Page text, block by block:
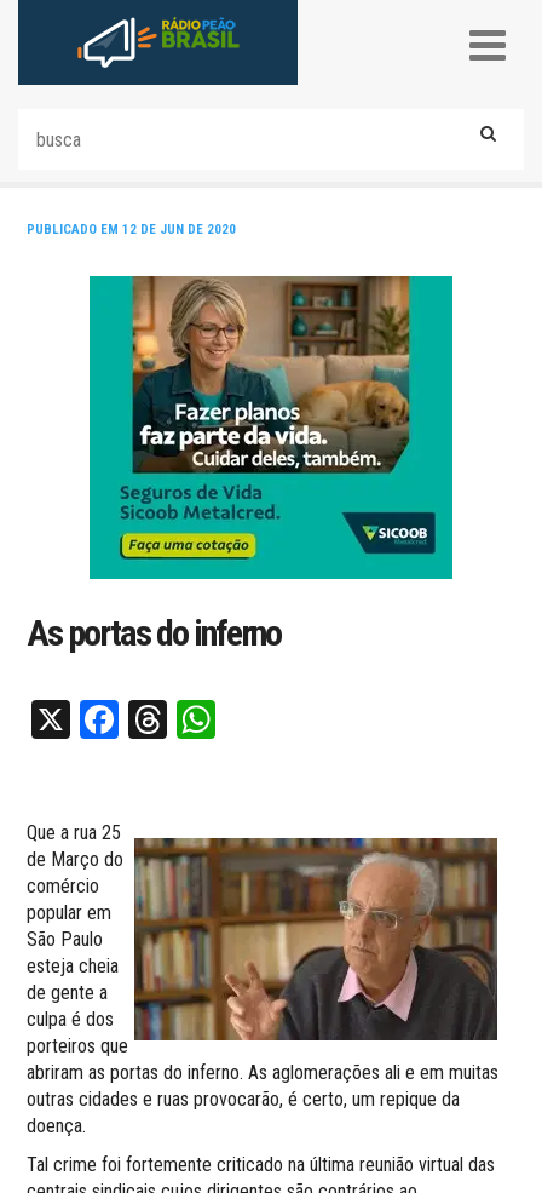
PUBLICADO EM 12 DE JUN DE 2020
As portas do inferno
X Facebook
Threads
Que a rua 25
de Março do
comércio
popular em
São Paulo
esteja cheia
de gente a
culpa é dos
porteiros que
abriram as portas do inferno. As aglomerações ali e em muitas
outras cidades e ruas provocarão, é certo, um repique da
doença.
Tal crime foi fortemente criticado na última reunião virtual das